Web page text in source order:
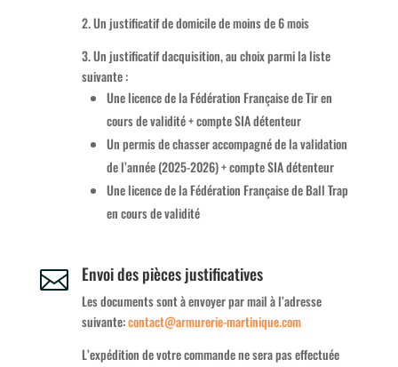
2. Un justificatif de domicile de moins de 6 mois
3. Un justificatif dacquisition, au choix parmi la liste
suivante :
Une licence de la Fédération Française de Tir en
cours de validité + compte SIA détenteur
Un permis de chasser accompagné de la validation
de l’année (2025-2026) + compte SIA détenteur
Une licence de la Fédération Française de Ball Trap
en cours de validité
 Envoi des pièces justificatives
Les documents sont à envoyer par mail à l’adresse
suivante:contact@armurerie-martinique.com
L’expédition de votre commande ne sera pas effectuée